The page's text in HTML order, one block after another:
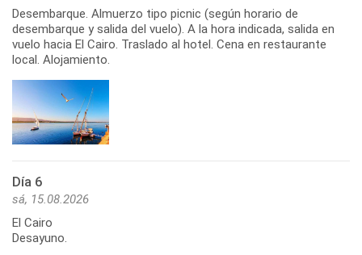
Desembarque. Almuerzo tipo picnic (según horario de
desembarque y salida del vuelo). A la hora indicada, salida en
vuelo hacia El Cairo. Traslado al hotel. Cena en restaurante
local. Alojamiento.
Día 6
sá, 15.08.2026
El Cairo
Desayuno.